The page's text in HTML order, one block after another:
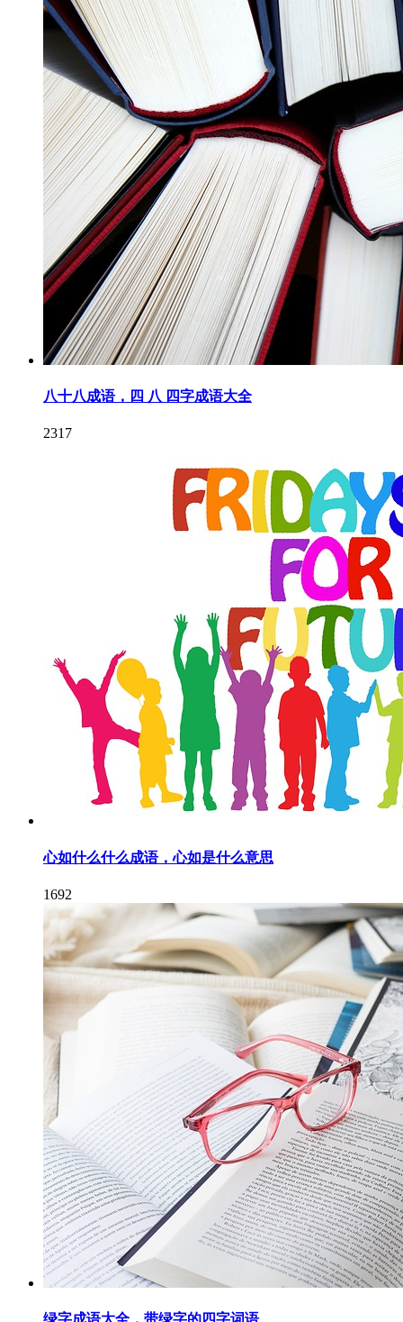
八十八成语，四 八 四字成语大全
2317
心如什么什么成语，心如是什么意思
1692